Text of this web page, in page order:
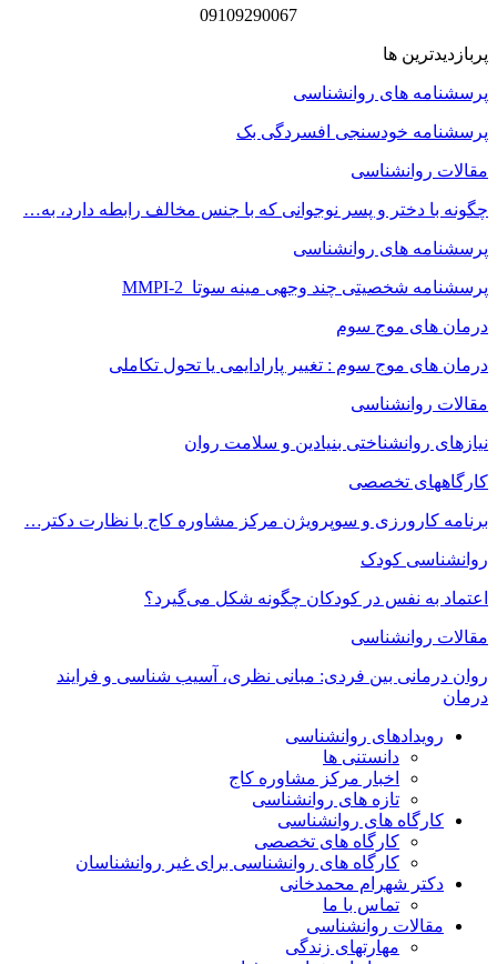
09109290067
پربازدیدترین ها
پرسشنامه های روانشناسی
پرسشنامه خودسنجی افسردگی بک
مقالات روانشناسی
چگونه با دختر و پسر نوجوانی که با جنس مخالف رابطه دارد، به…
پرسشنامه های روانشناسی
پرسشنامه شخصیتی چند وجهی مینه سوتا MMPI-2
درمان های موج سوم
درمان های موج سوم : تغییر پارادایمی یا تحول تکاملی
مقالات روانشناسی
نیازهای روانشناختی بنیادین و سلامت روان
کارگاههای تخصصی
برنامه کارورزی و سوپرویژن مرکز مشاوره کاج با نظارت دکتر…
روانشناسی کودک
اعتماد به‌ نفس در کودکان چگونه شکل می‌گیرد؟
مقالات روانشناسی
روان درمانی بین فردی: مبانی نظری، آسیب شناسی و فرایند
درمان
رویدادهای روانشناسی
دانستنی ها
اخبار مرکز مشاوره کاج
تازه های روانشناسی
کارگاه های روانشناسی
کارگاه های تخصصی
کارگاه های روانشناسی برای غیر روانشناسان
دکتر شهرام محمدخانی
تماس با ما
مقالات روانشناسی
مهارتهای زندگی